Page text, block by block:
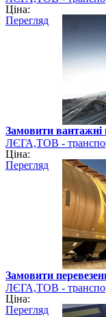
Ціна:
Перегляд
Замовити вантажні
ЛЄГА,ТОВ -
Ціна:
Перегляд
Замовити
ЛЄГА,ТОВ -
Ціна:
Перегляд